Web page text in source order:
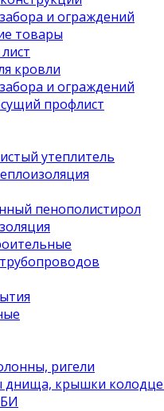
и ограждений
товары
кровли
и ограждений
профлист
утеплитель
пенополистирол
ригели
днища, крышки